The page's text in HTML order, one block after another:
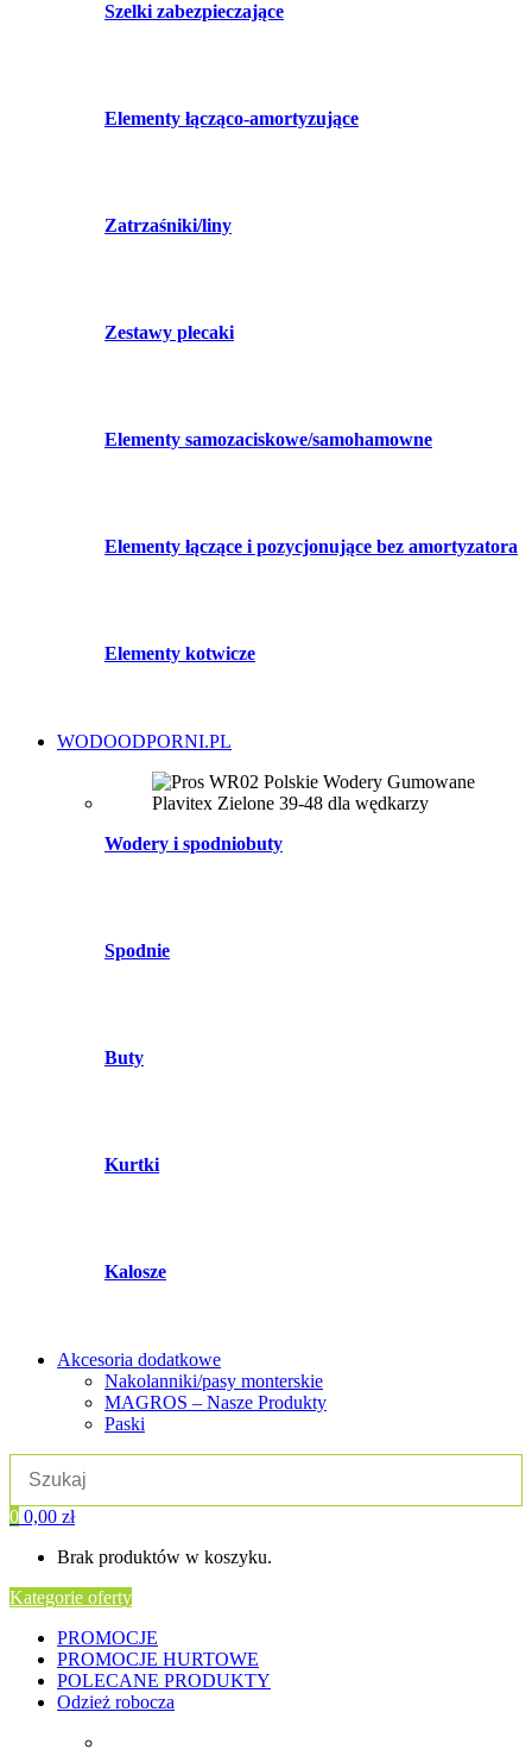
Szelki zabezpieczające
Elementy łącząco-amortyzujące
Zatrzaśniki/liny
Zestawy plecaki
Elementy samozaciskowe/samohamowne
Elementy łączące i pozycjonujące bez amortyzatora
Elementy kotwicze
WODOODPORNI.PL
Wodery i spodniobuty
Spodnie
Buty
Kurtki
Kalosze
Akcesoria dodatkowe
Nakolanniki/pasy monterskie
MAGROS – Nasze Produkty
Paski
0 0,00 zł
Brak produktów w koszyku.
Kategorie oferty
PROMOCJE
PROMOCJE HURTOWE
POLECANE PRODUKTY
Odzież robocza